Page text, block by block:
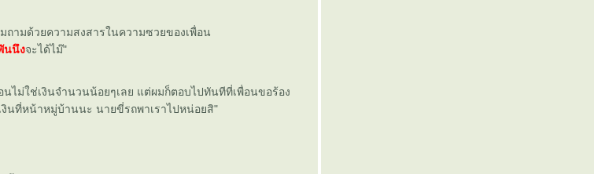
ถามด้วยความสงสารในความซวยของเพื่อน
นนึงจะได้ไม๊"
ไม่ใช่เงินจำนวนน้อยๆเลย แต่ผมก็ตอบไปทันทีที่เพื่อนขอร้อง
งินที่หน้าหมู่บ้านนะ นายขี่รถพาเราไปหน่อยสิ"